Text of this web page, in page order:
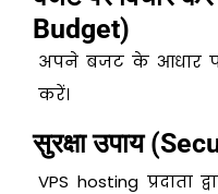
Budget)
अपने बजट के आधार
करें।
सुरक्षा उपाय
VPS hosting प्रदाता